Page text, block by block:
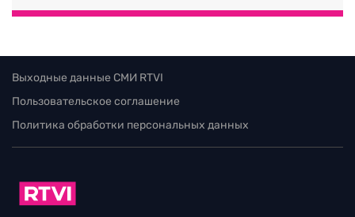
Выходные данные СМИ RTVI
Пользовательское соглашение
Политика обработки персональных данных